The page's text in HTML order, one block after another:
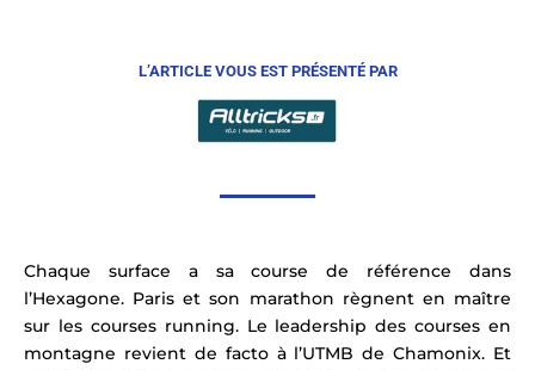
L’ARTICLE VOUS EST PRÉSENTÉ PAR
Chaque surface a sa course de référence dans
l’Hexagone. Paris et son marathon règnent en maître
sur les courses running. Le leadership des courses en
montagne revient de facto à l’UTMB de Chamonix. Et